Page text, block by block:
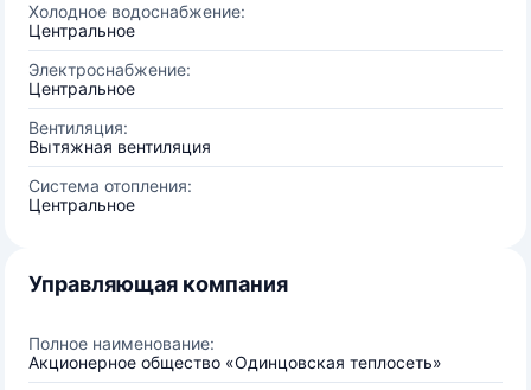
Холодное водоснабжение:
Центральное
Электроснабжение:
Центральное
Вентиляция:
Вытяжная вентиляция
Система отопления:
Центральное
Управляющая компания
Полное наименование:
Акционерное общество «Одинцовская теплосеть»